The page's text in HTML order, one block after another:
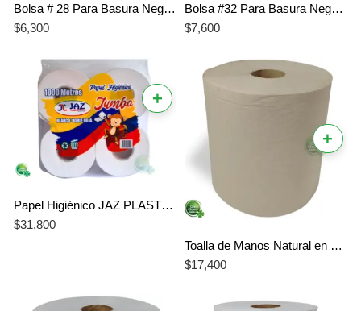
Bolsa # 28 Para Basura Negra X 10 und. (98 CM X 71 CM )
$6,300
Bolsa #32 Para Basura Negra X 10 und. (105 CM X 80 CM )
$7,600
+
Papel Higiénico JAZ PLASTICOS Jumbo 4 Rollos X 250 metros Doble Hoja Blanco 1000 Metros en precorte
$31,800
+
Toalla de Manos Natural en Rollo Institucional 150 metros | Coltisu
$17,400